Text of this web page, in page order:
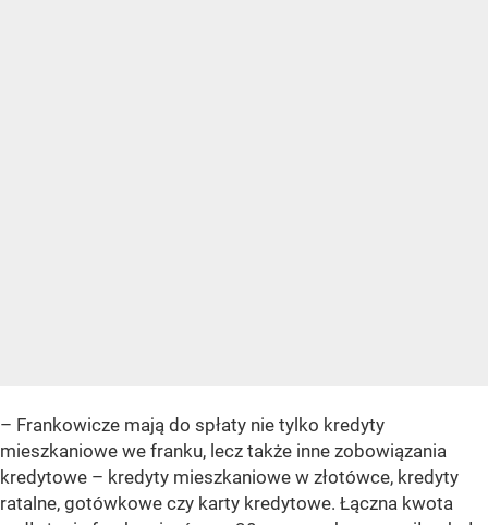
– Frankowicze mają do spłaty nie tylko kredyty
mieszkaniowe we franku, lecz także inne zobowiązania
kredytowe – kredyty mieszkaniowe w złotówce, kredyty
ratalne, gotówkowe czy karty kredytowe. Łączna kwota